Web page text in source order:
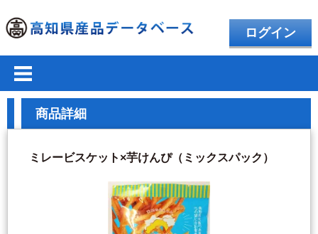
ログイン
商品詳細
ミレービスケット×芋けんぴ（ミックスパック）